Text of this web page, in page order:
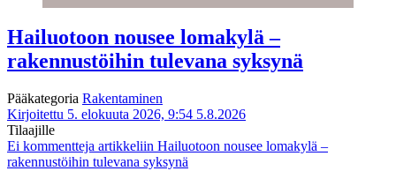
Hailuotoon nousee lomakylä –
rakennustöihin tulevana syksynä
Pääkategoria Rakentaminen
Kirjoitettu 5. elokuuta 2026, 9:54 5.8.2026
Tilaajille
Ei kommentteja artikkeliin Hailuotoon nousee lomakylä –
rakennustöihin tulevana syksynä